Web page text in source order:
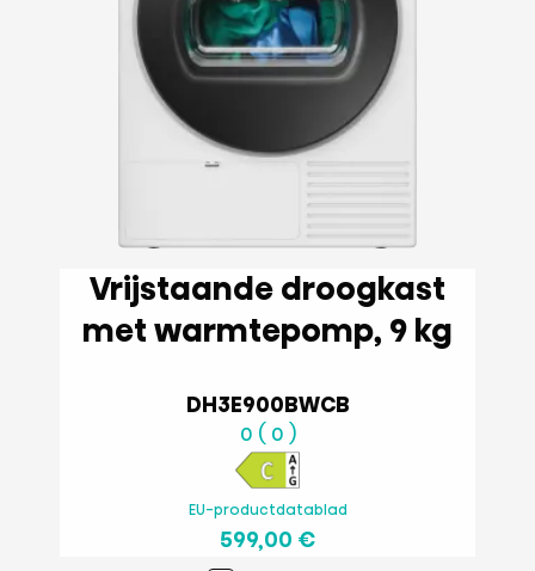
Vrijstaande droogkast
met warmtepomp, 9 kg
DH3E900BWCB
0 ( 0 )
EU-productdatablad
599,00 €